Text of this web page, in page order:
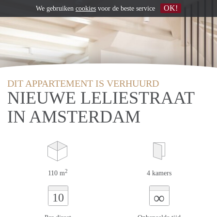
DIT APPARTEMENT IS VERHUURD
NIEUWE LELIESTRAAT
IN AMSTERDAM
110 m2 4 kamers
10 ∞
We gebruiken cookies voor de beste service OK!